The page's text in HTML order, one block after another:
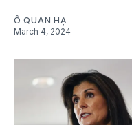
Ô QUAN HẠ
March 4, 2024